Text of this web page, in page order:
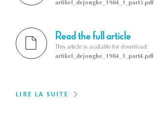
artikel_dejonghe_1984_1_part3.pdf
Read the full article
This article is available for download:
artikel_dejonghe_1984_1_part4.pdf
LIRE LA SUITE